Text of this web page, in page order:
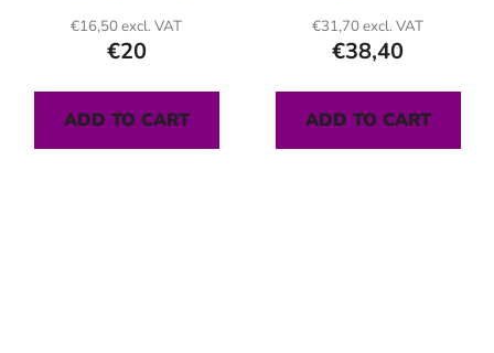
€16,50 excl. VAT
€20
ADD TO CART
€31,70 excl. VAT
€38,40
ADD TO CART